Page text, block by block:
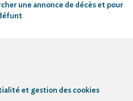
une annonce de décès et pour
et gestion des cookies